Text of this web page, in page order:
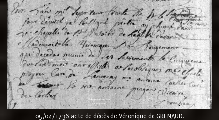
05/04/1736 acte de décès de Véronique de GRENAUD.